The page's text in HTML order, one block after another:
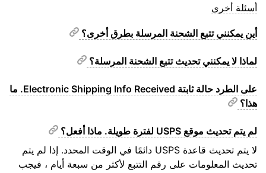
أسئلة أخرى
أين يمكنني تتبع الشحنة المرسلة بطرق أخرى؟
لماذا لا يمكنني تحديث تتبع الشحنة المرسلة؟
على الطرد حالة ثابتة Electronic Shipping Info Received. ما
هذا؟
لم يتم تحديث موقع USPS لفترة طويلة. ماذا أفعل؟
لا يتم تحديث قاعدة USPS دائمًا في الوقت المحدد. إذا لم يتم
تحديث المعلومات على رقم التتبع لأكثر من سبعة أيام ، فيجب